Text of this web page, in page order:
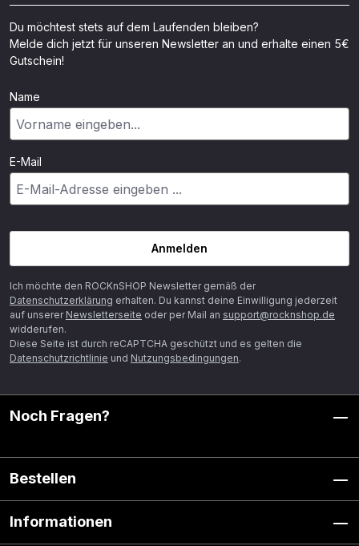
Du möchtest stets auf dem Laufenden bleiben?
Melde dich jetzt für unseren Newsletter an und erhalte einen 5€
Gutschein!
Name
E-Mail
Anmelden
Ich möchte den ROCKnSHOP Newsletter gemäß der
Datenschutzerklärung erhalten. Du kannst deine Einwilligung jederzeit
auf unserer Newsletterseite oder per Mail an support@rocknshop.de
widderufen.
Diese Seite ist durch reCAPTCHA geschützt und es gelten die
Datenschutzrichtlinie und Nutzungsbedingungen.
Noch Fragen?
Bestellen
Informationen